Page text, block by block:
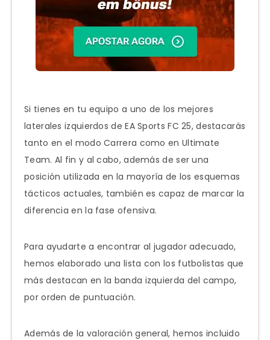
Si tienes en tu equipo a uno de los mejores
laterales izquierdos de EA Sports FC 25, destacarás
tanto en el modo Carrera como en Ultimate
Team. Al fin y al cabo, además de ser una
posición utilizada en la mayoría de los esquemas
tácticos actuales, también es capaz de marcar la
diferencia en la fase ofensiva.
Para ayudarte a encontrar al jugador adecuado,
hemos elaborado una lista con los futbolistas que
más destacan en la banda izquierda del campo,
por orden de puntuación.
Además de la valoración general, hemos incluido